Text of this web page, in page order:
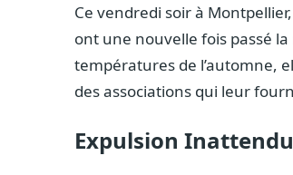
Ce vendredi soir à
ont une nouvelle fois passé
températures de l’automne,
des associations qui leur
Expulsion